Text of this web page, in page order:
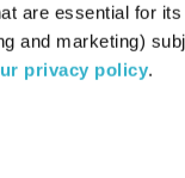
are essential for
and marketing)
privacy policy.